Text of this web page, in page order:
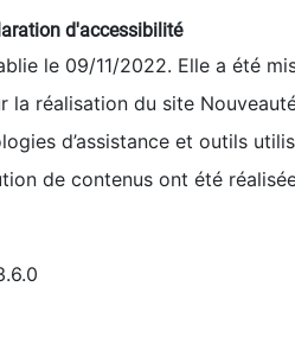
d'accessibilité
le 09/11/2022. Elle a été
la réalisation du site
d’assistance et outils
de contenus ont été